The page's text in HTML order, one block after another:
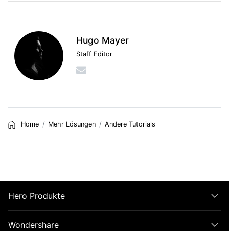
Hugo Mayer
Staff Editor
Home Mehr Lösungen Andere Tutorials
Hero Produkte
Wondershare